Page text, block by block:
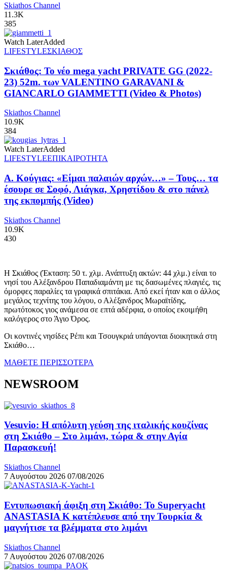
Skiathos Channel
11.3K
385
Watch LaterAdded
LIFESTYLEΣΚΙΑΘΟΣ
Σκιάθος: Το νέο mega yacht PRIVATE GG (2022-
23) 52m. των VALENTINO GARAVANI &
GIANCARLO GIAMMETTI (Video & Photos)
Skiathos Channel
10.9K
384
Watch LaterAdded
LIFESTYLEΕΠΙΚΑΙΡΟΤΗΤΑ
Α. Κούγιας: «Είμαι παλαιών αρχών…» – Τους… τα
έσουρε σε Σοφό, Λιάγκα, Χρηστίδου & στο πάνελ
της εκπομπής (Video)
Skiathos Channel
10.9K
430
Η Σκιάθος (Έκταση: 50 τ. χλμ. Ανάπτυξη ακτών: 44 χλμ.) είναι το
νησί του Αλέξανδρου Παπαδιαμάντη με τις δασωμένες πλαγιές, τις
όμορφες παραλίες τα γραφικά σπιτάκια. Από εκεί ήταν και ο άλλος
μεγάλος τεχνίτης του λόγου, ο Αλέξανδρος Μωραϊτίδης,
πρωτότοκος γιος ανάμεσα σε επτά αδέρφια, ο οποίος εκοιμήθη
καλόγερος στο Άγιο Όρος.
Οι κοντινές νησίδες Ρέπι και Τσουγκριά υπάγονται διοικητικά στη
Σκιάθο…
ΜΑΘΕΤΕ ΠΕΡΙΣΣΟΤΕΡΑ
NEWSROOM
Vesuvio: Η απόλυτη γεύση της ιταλικής κουζίνας
στη Σκιάθο – Στο λιμάνι, τώρα & στην Αγία
Παρασκευή!
Skiathos Channel
7 Αυγούστου 2026 07/08/2026
Εντυπωσιακή άφιξη στη Σκιάθο: Το Superyacht
ANASTASIA K κατέπλευσε από την Τουρκία &
μαγνήτισε τα βλέμματα στο λιμάνι
Skiathos Channel
7 Αυγούστου 2026 07/08/2026